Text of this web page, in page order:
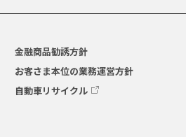
金融商品勧誘方針
お客さま本位の業務運営方針
自動車リサイクル